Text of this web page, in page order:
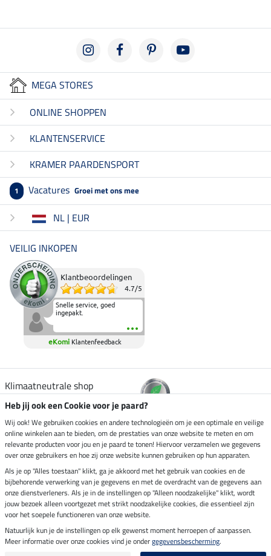
MEGA STORES
ONLINE SHOPPEN
KLANTENSERVICE
KRAMER PAARDENSPORT
1 Vacatures Groei met ons mee
NL | EUR
VEILIG INKOPEN
Klantbeoordelingen
4.7/5
Snelle service, goed
ingepakt.
eKomi Klantenfeedback
Klimaatneutrale shop
Verzending per
Veilig betalen met
Impressum
Laatste update op 07.08.2026 om 14:39 uur
Heb jij ook een Cookie voor je paard?
Wij ook! We gebruiken cookies en andere technologieën om je een optimale en veilige
online winkelen aan te bieden, om de prestaties van onze website te meten en om
relevante producten voor jou en je paard te tonen! Hiervoor verzamelen we gegevens
over onze gebruikers en hoe zij onze website kunnen gebruiken op hun apparaten.
Als je op "Alles toestaan" klikt, ga je akkoord met het gebruik van cookies en de
bijbehorende verwerking van je gegevens en met de overdracht van de gegevens aan
onze dienstverleners. Als je in de instellingen op "Alleen noodzakelijke" klikt, wordt
jouw bezoek alleen voortgezet met strikt noodzakelijke cookies, die essentieel zijn
voor het soepele functioneren van onze website.
Natuurlijk kun je de instellingen op elk gewenst moment herroepen of aanpassen.
Meer informatie over onze cookies vind je ondergegevensbescherming.